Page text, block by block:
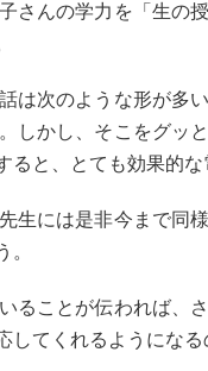
さんの学力を「生の
は次のような形が多
しかし、そこをグ
と、とても効果的な
生には是非今まで
。
ることが伝われば、
てくれるようになる